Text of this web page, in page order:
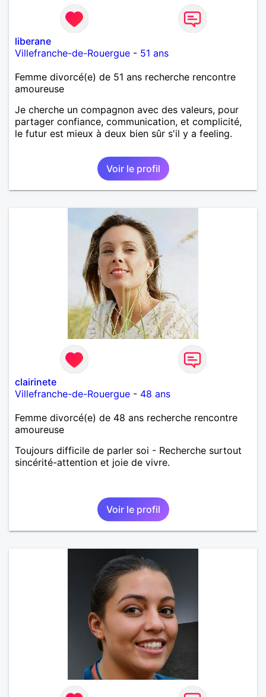
liberane
Villefranche-de-Rouergue - 51 ans
Femme divorcé(e) de 51 ans recherche rencontre
amoureuse
Je cherche un compagnon avec des valeurs, pour
partager confiance, communication, et complicité,
le futur est mieux à deux bien sûr s'il y a feeling.
Voir le profil
clairinete
Villefranche-de-Rouergue - 48 ans
Femme divorcé(e) de 48 ans recherche rencontre
amoureuse
Toujours difficile de parler soi - Recherche surtout
sincérité-attention et joie de vivre.
Voir le profil